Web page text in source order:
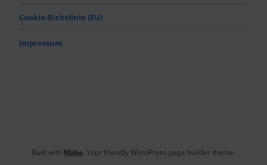
Cookie-Richtlinie (EU)
Impressum
Built with Make. Your friendly WordPress page builder theme.